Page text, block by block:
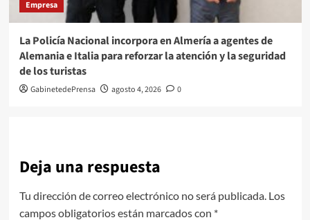
Empresa
La Policía Nacional incorpora en Almería a agentes de
Alemania e Italia para reforzar la atención y la seguridad
de los turistas
GabinetedePrensa agosto 4, 2026 0
Deja una respuesta
Tu dirección de correo electrónico no será publicada. Los
campos obligatorios están marcados con *